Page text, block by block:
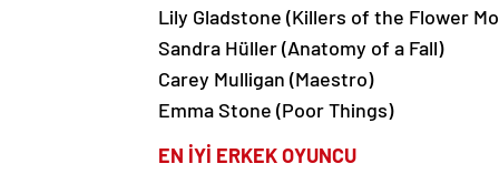
Lily Gladstone (Killers of the Flower
Sandra Hüller (Anatomy of a Fall)
Carey Mulligan (Maestro)
Emma Stone (Poor Things)
EN İYİ ERKEK OYUNCU